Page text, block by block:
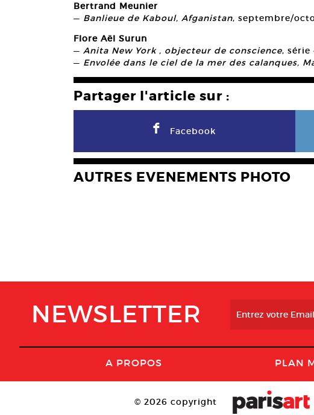
Bertrand Meunier
— Banlieue de Kaboul, Afganistan, septembre/
Flore Aël Surun
— Anita New York , objecteur de conscience, série
— Envolée dans le ciel de la mer des calanques,
Partager l'article sur :
F Facebook
AUTRES EVENEMENTS PHOTO
NEWSLETTER
A PROPOS PLAN
© 2026 copyright